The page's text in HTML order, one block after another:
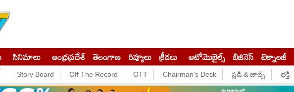
సినిమాలు ఆంధ్రప్రదేశ్ తెలంగాణ రివ్యూలు క్రీడలు ఆటోమొబైల్స్ బిజినెస్‌ టెక్నాలజీ
Story Board Off The Record OTT Chairman's Desk స్టడీ & జాబ్స్ భక్తి